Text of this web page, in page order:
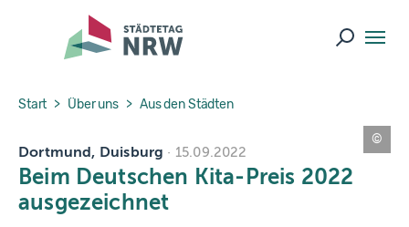
Skip to main navigation
Skip to main content
Skip to page footer
Suche
You are here:
Start Über uns Aus den Städten
Dortmund, Duisburg 15.09.2022
Beim Deutschen Kita-Preis 2022
ausgezeichnet
D